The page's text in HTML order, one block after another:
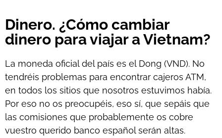
Dinero. ¿Cómo cambiar
dinero para viajar a Vietnam?
La moneda oficial del país es el Dong (VND). No
tendréis problemas para encontrar cajeros ATM,
en todos los sitios que nosotros estuvimos había.
Por eso no os preocupéis, eso sí, que sepáis que
las comisiones que probablemente os cobre
vuestro querido banco español serán altas.